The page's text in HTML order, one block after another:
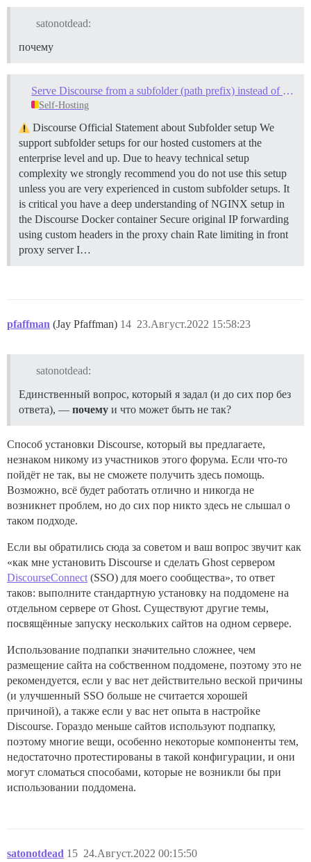
satonotdead:
почему
Serve Discourse from a subfolder (path prefix) instead of a subdomain
Self-Hosting
Discourse Official Statement about Subfolder setup We
support subfolder setups for our hosted customers at the
enterprise level and up. Due to heavy technical setup
complexity we strongly recommend you do not use this setup
unless you are very experienced in custom subfolder setups. It
is critical you have a deep understanding of NGINX setup in
the Discourse Docker container Secure original IP forwarding
using custom headers in the proxy chain Rate limiting in front
proxy server I…
pfaffman (Jay Pfaffman) 23.Август.2022 15:58:23
14
satonotdead:
Единственный вопрос, который я задал (и до сих пор без
ответа), — почему и что может быть не так?
Способ установки Discourse, который вы предлагаете,
незнаком никому из участников этого форума. Если что-то
пойдёт не так, вы не сможете получить здесь помощь.
Возможно, всё будет работать отлично и никогда не
возникнет проблем, но до сих пор никто здесь не слышал о
таком подходе.
Если вы обратились сюда за советом и ваш вопрос звучит как
«как мне установить Discourse и сделать Ghost сервером
DiscourseConnect (SSO) для моего сообщества», то ответ
таков: выполните стандартную установку на поддомене на
отдельном сервере от Ghost. Существуют другие темы,
посвящённые запуску нескольких сайтов на одном сервере.
Использование подпапки значительно сложнее, чем
размещение сайта на собственном поддомене, поэтому это не
рекомендуется, если у вас нет действительно веской причины
(и улучшенный SSO больше не считается хорошей
причиной), а также если у вас нет опыта в настройке
Discourse. Гораздо меньше сайтов используют подпапку,
поэтому многие вещи, особенно некоторые компоненты тем,
недостаточно протестированы в такой конфигурации, и они
могут сломаться способами, которые не возникли бы при
использовании поддомена.
satonotdead 24.Август.2022 00:15:50
15